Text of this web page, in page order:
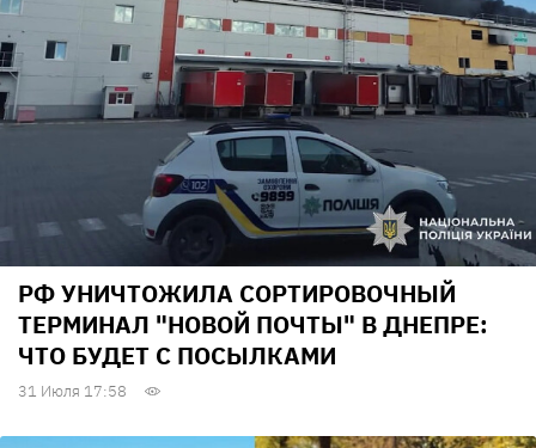
РФ УНИЧТОЖИЛА СОРТИРОВОЧНЫЙ
ТЕРМИНАЛ "НОВОЙ ПОЧТЫ" В ДНЕПРЕ:
ЧТО БУДЕТ С ПОСЫЛКАМИ
31 Июля 17:58